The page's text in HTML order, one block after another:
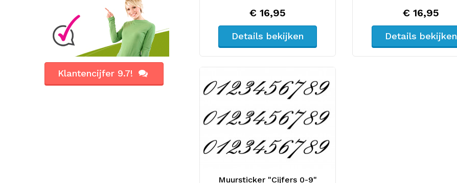
€ 16,95
Details bekijken
€ 16,95
Details bekijken
Muursticker "Cijfers 0-9"
Klantencijfer 9.7!